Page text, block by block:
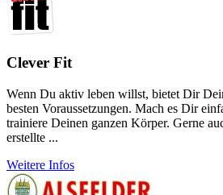
Clever Fit
Wenn Du aktiv leben willst, bietet Dir
besten Voraussetzungen. Mach es Dir
trainiere Deinen ganzen Körper. Gerne
erstellte ...
Weitere Infos